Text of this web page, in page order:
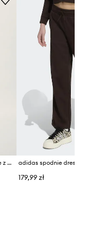
Mayoral spodnie cargo dziecięce z bawełną adidas spodnie dresowe
179,99 zł